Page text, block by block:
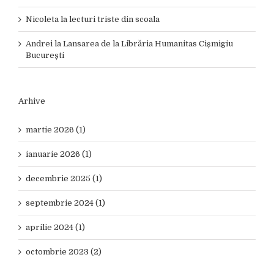
Nicoleta la lecturi triste din scoala
Andrei la Lansarea de la Librăria Humanitas Cișmigiu
București
Arhive
martie 2026 (1)
ianuarie 2026 (1)
decembrie 2025 (1)
septembrie 2024 (1)
aprilie 2024 (1)
octombrie 2023 (2)